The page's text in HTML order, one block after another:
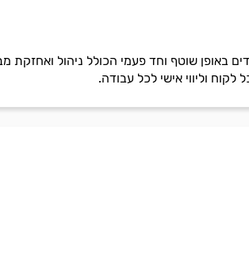
באופן שוטף וחד פעמי הכולל ניהול
וליווי אישי לכל עבודה.